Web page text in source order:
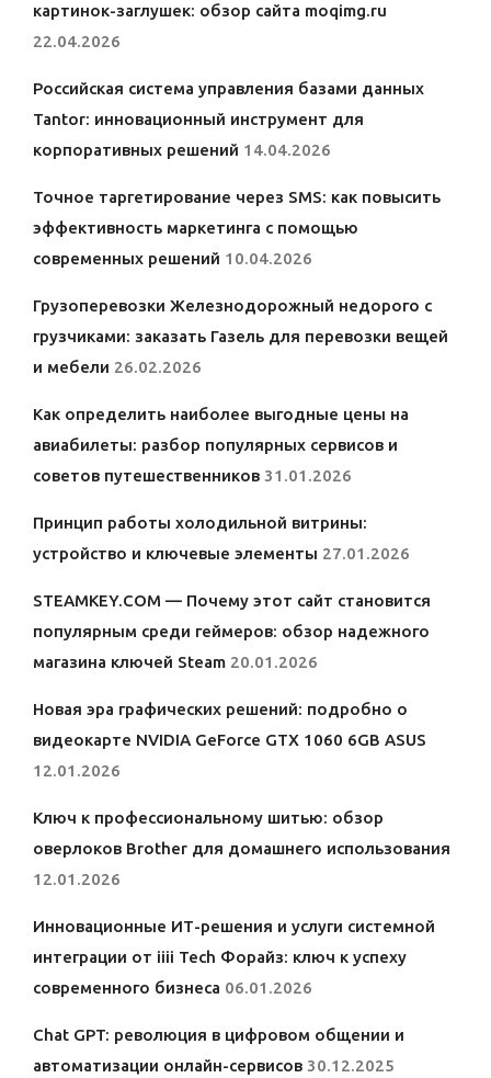
картинок-заглушек: обзор сайта moqimg.ru
22.04.2026
Российская система управления базами данных
Tantor: инновационный инструмент для
корпоративных решений 14.04.2026
Точное таргетирование через SMS: как повысить
эффективность маркетинга с помощью
современных решений 10.04.2026
Грузоперевозки Железнодорожный недорого с
грузчиками: заказать Газель для перевозки вещей
и мебели 26.02.2026
Как определить наиболее выгодные цены на
авиабилеты: разбор популярных сервисов и
советов путешественников 31.01.2026
Принцип работы холодильной витрины:
устройство и ключевые элементы 27.01.2026
STEAMKEY.COM — Почему этот сайт становится
популярным среди геймеров: обзор надежного
магазина ключей Steam 20.01.2026
Новая эра графических решений: подробно о
видеокарте NVIDIA GeForce GTX 1060 6GB ASUS
12.01.2026
Ключ к профессиональному шитью: обзор
оверлоков Brother для домашнего использования
12.01.2026
Инновационные ИТ-решения и услуги системной
интеграции от iiii Tech Форайз: ключ к успеху
современного бизнеса 06.01.2026
Chat GPT: революция в цифровом общении и
автоматизации онлайн-сервисов 30.12.2025